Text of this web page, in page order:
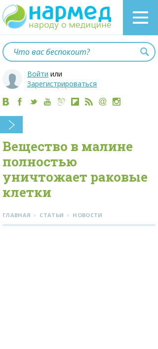
Войти или
Зарегистрироваться
Вещество в малине
полностью
уничтожает раковые
клетки
ГЛАВНАЯ › СТАТЬИ › НОВОСТИ